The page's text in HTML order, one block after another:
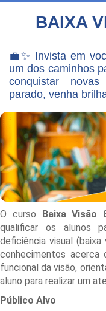
BAIXA
💼✨ Invista em
um dos caminhos
conquistar
parado, venha
O curso Baixa Visão
qualificar os alunos
deficiência visual
conhecimentos acerca
funcional da visão,
aluno para realizar um
Público Alvo